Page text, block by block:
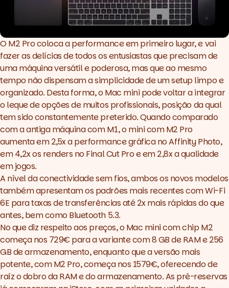
O M2 Pro coloca a performance em primeiro lugar, e vai
fazer as delícias de todos os entusiastas que precisam de
uma máquina versátil e poderosa, mas que ao mesmo
tempo não dispensam a simplicidade de umsetuplimpo e
organizado. Desta forma, o Mac mini pode voltar a integrar
o leque de opções de muitos profissionais, posição da qual
tem sido constantemente preterido. Quando comparado
com a antiga máquina com M1, o mini com M2 Pro
aumenta em 2,5x a performance gráfica no Affinity Photo,
em 4,2x os renders no Final Cut Pro e em 2,8x a qualidade
em jogos.
A nível da conectividade sem fios, ambos os novos modelos
também apresentam os padrões mais recentes com Wi-Fi
6E para taxas de transferências até 2x mais rápidas do que
antes, bem como Bluetooth 5.3.
No que diz respeito aos preços, o Mac mini com chip M2
começa nos 729€ para a variante com 8 GB de RAM e 256
GB de armazenamento, enquanto que a versão mais
potente, com M2 Pro, começa nos 1579€, oferecendo de
raíz o dobro da RAM e do armazenamento.As pré-reservas